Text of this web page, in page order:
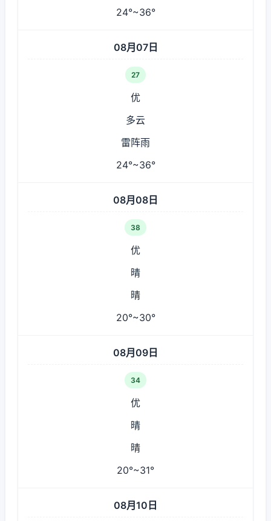
24°~36°
08月07日
27
优
多云
雷阵雨
24°~36°
08月08日
38
优
晴
晴
20°~30°
08月09日
34
优
晴
晴
20°~31°
08月10日